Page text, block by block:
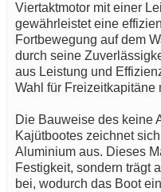
Viertaktmotor mit einer
gewährleistet eine
Fortbewegung auf dem
durch seine
aus Leistung und
Wahl für Freizeitkapitäne
Die Bauweise des keine
Kajütbootes zeichnet
Aluminium aus. Dieses
Festigkeit, sondern trägt
bei, wodurch das Boot